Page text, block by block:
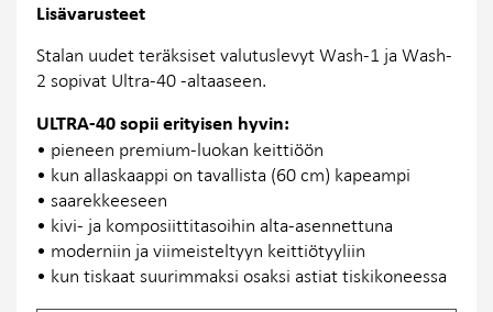
Lisävarusteet
Stalan uudet teräksiset valutuslevyt Wash-1 ja Wash-
2 sopivat Ultra-40 -altaaseen.
ULTRA-40 sopii erityisen hyvin:
• pieneen premium-luokan keittiöön
• kun allaskaappi on tavallista (60 cm) kapeampi
• saarekkeeseen
• kivi- ja komposiittitasoihin alta-asennettuna
• moderniin ja viimeisteltyyn keittiötyyliin
• kun tiskaat suurimmaksi osaksi astiat tiskikoneessa